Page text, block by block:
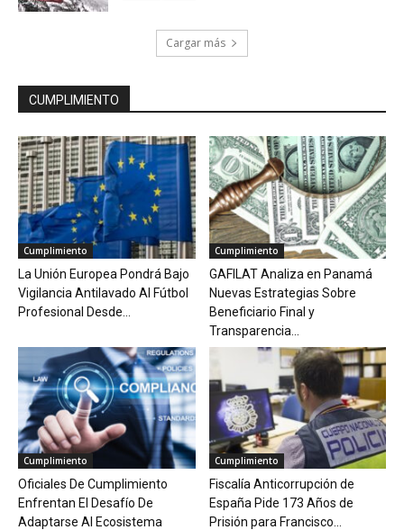
Cargar más
CUMPLIMIENTO
Cumplimiento
La Unión Europea Pondrá Bajo
Vigilancia Antilavado Al Fútbol
Profesional Desde...
Cumplimiento
GAFILAT Analiza en Panamá
Nuevas Estrategias Sobre
Beneficiario Final y
Transparencia...
Cumplimiento
Oficiales De Cumplimiento
Enfrentan El Desafío De
Adaptarse Al Ecosistema
Cumplimiento
Fiscalía Anticorrupción de
España Pide 173 Años de
Prisión para Francisco...